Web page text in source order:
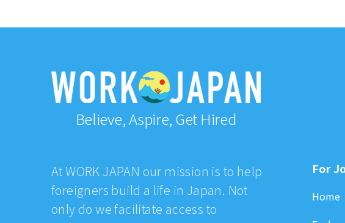
Believe, Aspire, Get Hired
At WORK JAPAN our mission is to help
foreigners build a life in Japan. Not
only do we facilitate access to
For
Home